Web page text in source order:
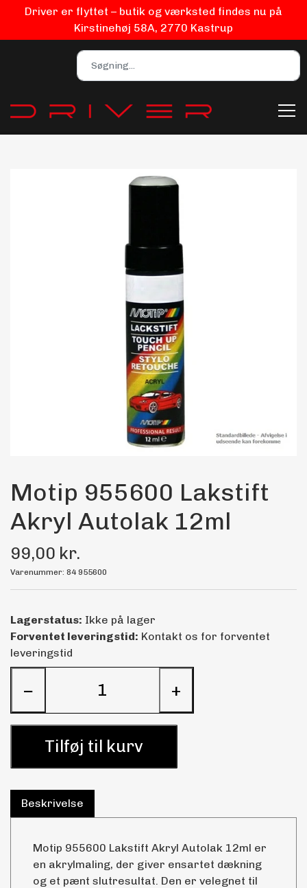
Driver er flyttet – butik og værksted findes nu på
Kirstinehøj 58A, 2770 Kastrup
Bilpleje
Biludstyr
EV Udstyr
Maling
Bilstereo
Transport Udstyr
Olie
Kemi
Dæk & Fælge
Motip 955600 Lakstift
Akryl Autolak 12ml
99,00 kr.
Varenummer: 84 955600
Lagerstatus: Ikke på lager
Forventet leveringstid: Kontakt os for forventet
leveringstid
− +
Tilføj til kurv
Beskrivelse
Motip 955600 Lakstift Akryl Autolak 12ml er
en akrylmaling, der giver ensartet dækning
og et pænt slutresultat. Den er velegnet til